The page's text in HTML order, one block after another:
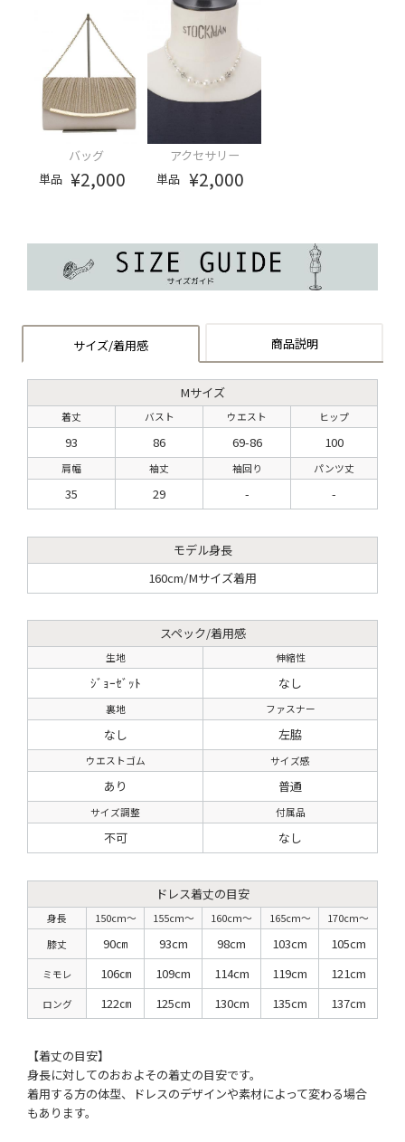
バッグ
単品 ¥2,000
アクセサリー
単品 ¥2,000
サイズ/着用感 商品説明
Mサイズ
着丈 バスト ウエスト ヒップ
93 86 69-86 100
肩幅 袖丈 袖回り パンツ丈
35 29 - -
モデル身長
160cm/Mサイズ着用
スペック/着用感
生地 伸縮性
ｼﾞｮｰｾﾞｯﾄ なし
裏地 ファスナー
なし 左脇
ウエストゴム サイズ感
あり 普通
サイズ調整 付属品
不可 なし
ドレス着丈の目安
身長 150cm〜 155cm〜 160cm〜 165cm〜
170cm〜
膝丈
90㎝ 93cm 98cm 103cm 105cm
ミモレ 106㎝ 109cm 114cm 119cm 121cm
ロング 122㎝ 125cm 130cm 135cm 137cm
【着丈の目安】
身長に対してのおおよその着丈の目安です。
着用する方の体型、ドレスのデザインや素材によって変わる場合
もあります。